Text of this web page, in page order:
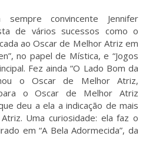
convincente Jennifer
de vários sucessos como o
ao Oscar de Melhor Atriz em
no papel de Mística, e “Jogos
Fez ainda “O Lado Bom da
o Oscar de Melhor Atriz,
para o Oscar de Melhor Atriz
deu a ela a indicação de mais
Uma curiosidade: ela faz o
em “A Bela Adormecida”, da